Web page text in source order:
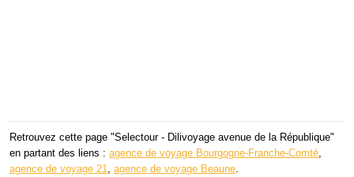
Retrouvez cette page "Selectour - Dilivoyage avenue de la République"
en partant des liens : agence de voyage Bourgogne-Franche-Comté
agence de voyage 21
agence de voyage Beaune